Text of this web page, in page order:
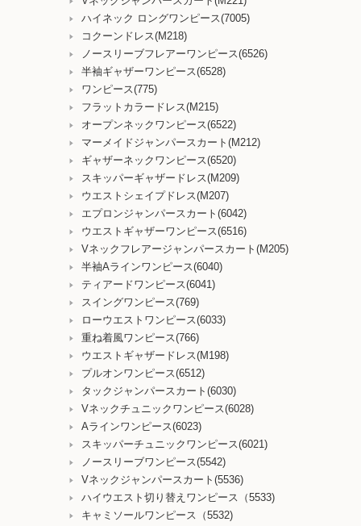
ハイネック ロングワンピース(7005)
コクーンドレス(M218)
ノースリーブフレアーワンピース(6526)
半袖ギャザーワンピース(6528)
ワンピース(775)
フラットカラードレス(M215)
オープンネックワンピース(6522)
マーメイドジャンパースカート(M212)
ギャザーネックワンピース(6520)
スキッパーギャザードレス(M209)
ウエストシェイプドレス(M207)
エプロンジャンパースカート(6042)
ウエストギャザーワンピース(6516)
Vネックフレアージャンパースカート(M205)
半袖Aラインワンピース(6040)
ティアードワンピース(6041)
スイングワンピース(769)
ローウエストワンピース(6033)
重ね着風ワンピース(766)
ウエストギャザードレス(M198)
プルオンワンピース(6512)
タックジャンパースカート(6030)
Vネックチュニックワンピース(6028)
Aラインワンピース(6023)
スキッパーチュニックワンピース(6021)
ノースリーブワンピース(5542)
Vネックジャンパースカート(5536)
ハイウエスト切り替えワンピース（5533)
キャミソールワンピース（5532)